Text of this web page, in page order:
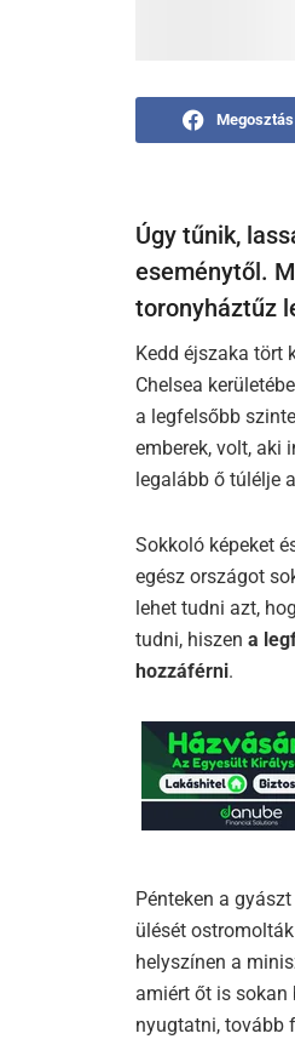
Úgy tűnik,
eseménytől.
toronyháztűz
Kedd éjszaka tört
Chelsea
a legfelsőbb
emberek, volt, aki
legalább ő túlélje
Sokkoló képeket
egész országot
lehet tudni azt,
tudni, hiszen a
hozzáférni.
Pénteken a
ülését
helyszínen a
amiért őt is sokan
nyugtatni, tovább